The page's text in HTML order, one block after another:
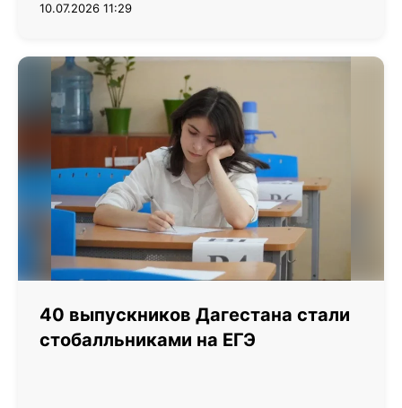
10.07.2026 11:29
40 выпускников Дагестана стали
стобалльниками на ЕГЭ